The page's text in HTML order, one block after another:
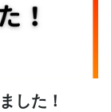
した！